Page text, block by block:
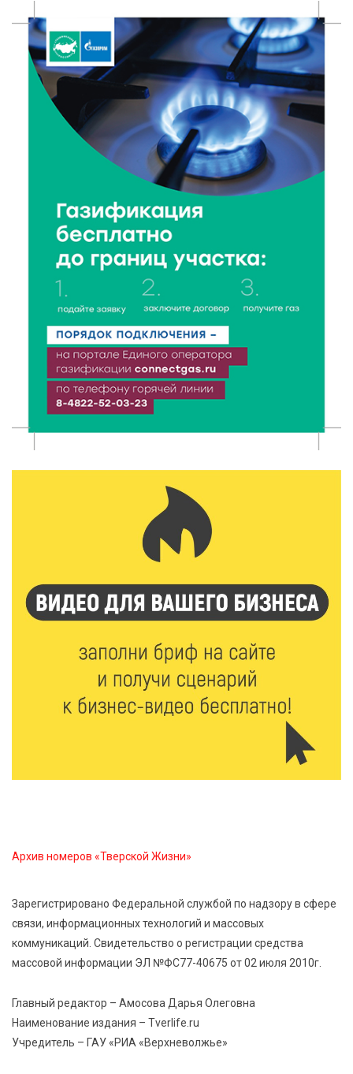
Тверские экологи сняли на видео медвежий обед
8 Авг 2026 14:14 173
Виталий Королев запустил веловолну на Волге в
Калязине
8 Авг 2026 13:37 388
Чем удивит X Международный фестиваль «Калитка»
8 Авг 2026 12:37 227
Забыл вещи в транспорте? Рассказываем, что ждёт
пассажиров по новым правилам
8 Авг 2026 12:12 526
Более 40 миллионов на металлургию получил бизнес
Твери
8 Авг 2026 11:37 291
От теории до практики: в детских лагерях Тверской
Арбуз без риска: на что обратить внимание при
покупке — советы Роскачества
8 Авг 2026 10:21 299
Виталий Королев рассказал о доступном спорте
для жителей Верхневолжья
«Эстафету чемпионов» провели на площади
Оленинского Дома культуры
день
7 Авг 2026 23:02 389
В Тверской области стартовала четвертая смена:
инспекторы ГИБДД напомнили школьникам
правила безопасности в автобусах
Архив номеров «Тверской Жизни»
Зарегистрировано Федеральной службой по надзору в сфере
связи, информационных технологий и массовых
коммуникаций. Свидетельство о регистрации средства
массовой информации ЭЛ №ФС77-40675 от 02 июля 2010г.
Главный редактор – Амосова Дарья Олеговна
Наименование издания – Tverlife.ru
Учредитель – ГАУ «РИА «Верхневолжье»